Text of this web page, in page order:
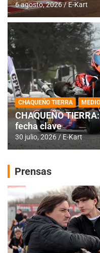
6 agosto, 2026 E-Kart
CHAQUEÑO TIERRA
CHAQUEÑO
fecha clave
30 julio, 2026 E-Kart
Prensas